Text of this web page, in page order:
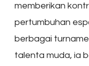
memberikan
pertumbuhan
berbagai
talenta muda, ia